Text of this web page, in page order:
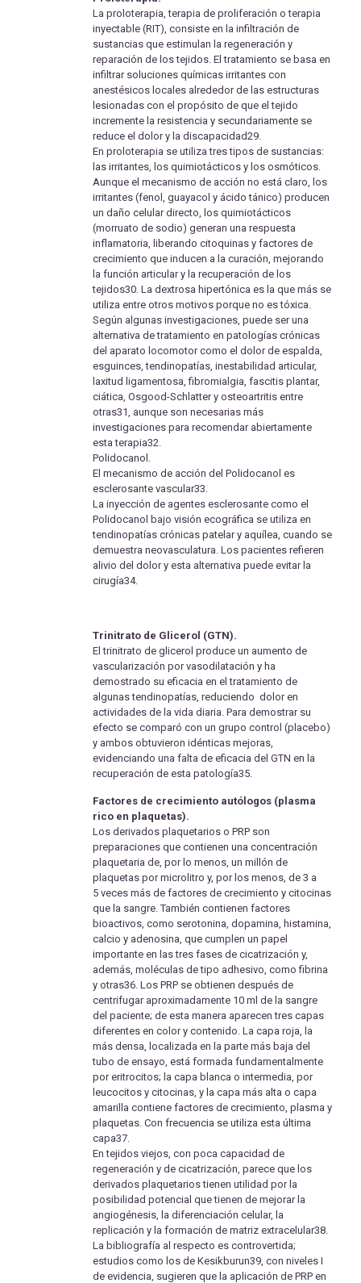
La proloterapia, terapia de proliferación o terapia
inyectable (RIT), consiste en la infiltración de
sustancias que estimulan la regeneración y
reparación de los tejidos. El tratamiento se basa en
infiltrar soluciones químicas irritantes con
anestésicos locales alrededor de las estructuras
lesionadas con el propósito de que el tejido
incremente la resistencia y secundariamente se
reduce el dolor y la discapacidad29.
En proloterapia se utiliza tres tipos de sustancias:
las irritantes, los quimiotácticos y los osmóticos.
Aunque el mecanismo de acción no está claro, los
irritantes (fenol, guayacol y ácido tánico) producen
un daño celular directo, los quimiotácticos
(morruato de sodio) generan una respuesta
inflamatoria, liberando citoquinas y factores de
crecimiento que inducen a la curación, mejorando
la función articular y la recuperación de los
tejidos30. La dextrosa hipertónica es la que más se
utiliza entre otros motivos porque no es tóxica.
Según algunas investigaciones, puede ser una
alternativa de tratamiento en patologías crónicas
del aparato locomotor como el dolor de espalda,
esguinces, tendinopatías, inestabilidad articular,
laxitud ligamentosa, fibromialgia, fascitis plantar,
ciática, Osgood-Schlatter y osteoartritis entre
otras31, aunque son necesarias más
investigaciones para recomendar abiertamente
esta terapia32.
Polidocanol.
El mecanismo de acción del Polidocanol es
esclerosante vascular33.
La inyección de agentes esclerosante como el
Polidocanol bajo visión ecográfica se utiliza en
tendinopatías crónicas patelar y aquílea, cuando se
demuestra neovasculatura. Los pacientes refieren
alivio del dolor y esta alternativa puede evitar la
cirugía34.
Trinitrato de Glicerol (GTN).
El trinitrato de glicerol produce un aumento de
vascularización por vasodilatación y ha
demostrado su eficacia en el tratamiento de
algunas tendinopatías, reduciendo dolor en
actividades de la vida diaria. Para demostrar su
efecto se comparó con un grupo control (placebo)
y ambos obtuvieron idénticas mejoras,
evidenciando una falta de eficacia del GTN en la
recuperación de esta patología35.
Factores de crecimiento autólogos (plasma
rico en plaquetas).
Los derivados plaquetarios o PRP son
preparaciones que contienen una concentración
plaquetaria de, por lo menos, un millón de
plaquetas por microlitro y, por los menos, de 3 a
5 veces más de factores de crecimiento y citocinas
que la sangre. También contienen factores
bioactivos, como serotonina, dopamina, histamina,
calcio y adenosina, que cumplen un papel
importante en las tres fases de cicatrización y,
además, moléculas de tipo adhesivo, como fibrina
y otras36. Los PRP se obtienen después de
centrifugar aproximadamente 10 ml de la sangre
del paciente; de esta manera aparecen tres capas
diferentes en color y contenido. La capa roja, la
más densa, localizada en la parte más baja del
tubo de ensayo, está formada fundamentalmente
por eritrocitos; la capa blanca o intermedia, por
leucocitos y citocinas, y la capa más alta o capa
amarilla contiene factores de crecimiento, plasma y
plaquetas. Con frecuencia se utiliza esta última
capa37.
En tejidos viejos, con poca capacidad de
regeneración y de cicatrización, parece que los
derivados plaquetarios tienen utilidad por la
posibilidad potencial que tienen de mejorar la
angiogénesis, la diferenciación celular, la
replicación y la formación de matriz extracelular38.
La bibliografía al respecto es controvertida;
estudios como los de Kesikburun39, con niveles I
de evidencia, sugieren que la aplicación de PRP en